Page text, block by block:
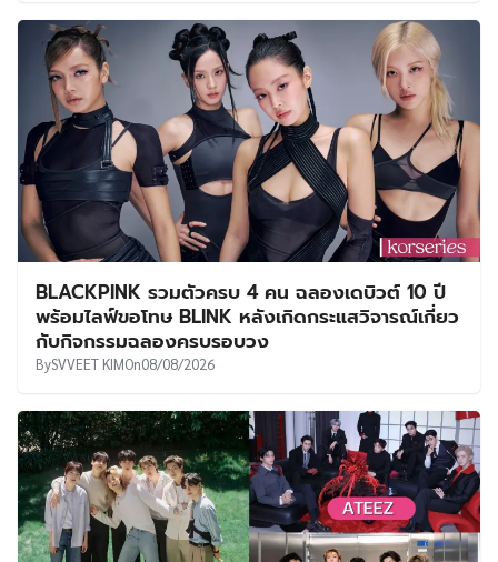
BLACKPINK รวมตัวครบ 4 คน ฉลองเดบิวต์ 10 ปี
พร้อมไลฟ์ขอโทษ BLINK หลังเกิดกระแสวิจารณ์เกี่ยว
กับกิจกรรมฉลองครบรอบวง
BySVVEET KIMOn08/08/2026